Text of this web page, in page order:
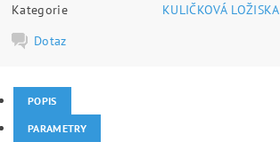
Kategorie
KULIČKOVÁ LOŽISKA
Dotaz
POPIS
PARAMETRY